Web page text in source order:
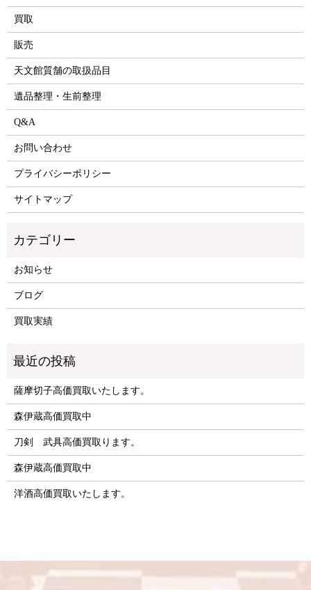
買取
販売
天文館質舗の取扱品目
遺品整理・生前整理
Q&A
お問い合わせ
プライバシーポリシー
サイトマップ
お知らせ
ブログ
買取実績
薩摩切子高価買取いたします。
森伊蔵高価買取中
刀剣 武具高価買取ります。
森伊蔵高価買取中
洋酒高価買取いたします。